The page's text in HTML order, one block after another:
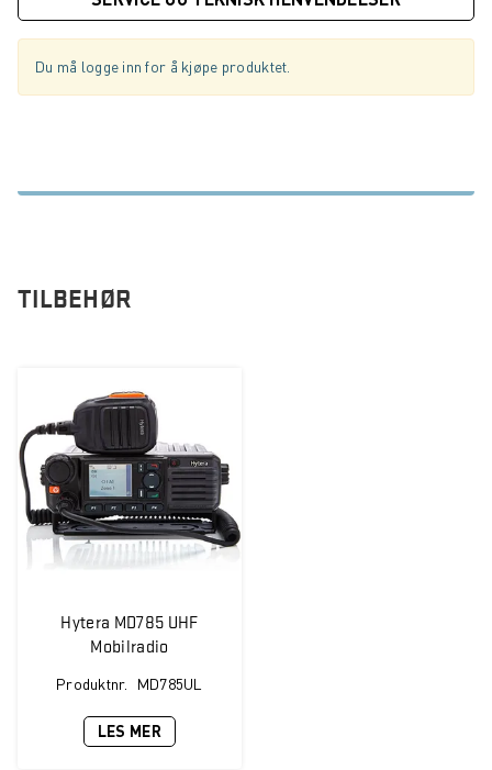
Du må logge inn for å kjøpe produktet.
TILBEHØR
Hytera MD785 UHF
Mobilradio
Produktnr. MD785UL
LES MER